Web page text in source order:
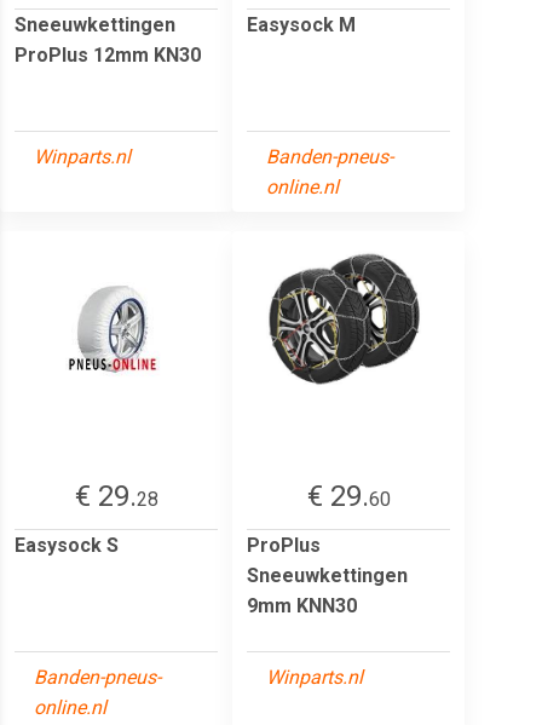
Sneeuwkettingen
ProPlus 12mm KN30
Winparts.nl
Easysock M
Banden-pneus-
online.nl
€ 29.28
Easysock S
Banden-pneus-
online.nl
€ 29.60
ProPlus
Sneeuwkettingen
9mm KNN30
Winparts.nl